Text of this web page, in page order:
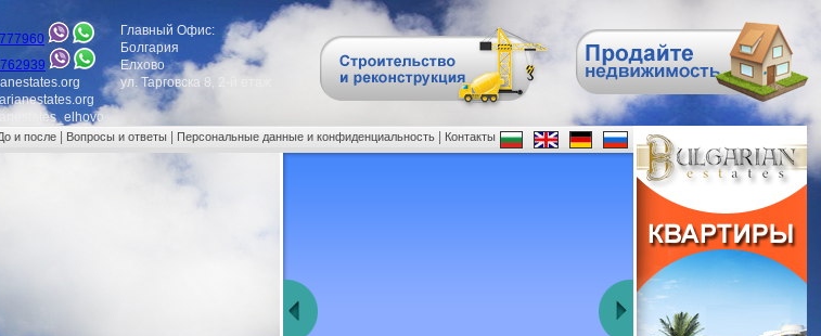
Главный Офис:
Болгария
Елхово
ул. Тарговска 8, 2-й етаж
и после Вопросы и ответы Персональные данные и конфиденциальность Контакты